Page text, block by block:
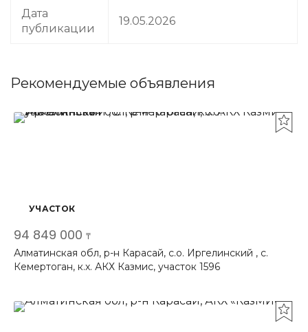
Дата
публикации
19.05.2026
Рекомендуемые объявления
УЧАСТОК
94 849 000 ₸
Алматинская обл, р-н Карасай, с.о. Иргелинский , с.
Кемертоган, к.х. АКХ Казмис, участок 1596